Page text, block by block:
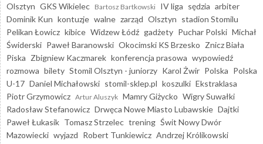
Olsztyn GKS Wikielec Bartosz Bartkowski IV liga sędzia arbiter
Dominik Kun kontuzje walne zarząd Olsztyn stadion Stomilu
Pelikan Łowicz kibice Widzew Łódź gadżety Puchar Polski Michał
Świderski Paweł Baranowski Okocimski KS Brzesko Znicz Biała
Piska Zbigniew Kaczmarek konferencja prasowa wypowiedź
rozmowa bilety Stomil Olsztyn - juniorzy Karol Żwir Polska Polska
U-17 Daniel Michałowski stomil-sklep.pl koszulki Ekstraklasa
Piotr Grzymowicz Artur Aluszyk Mamry Giżycko Wigry Suwałki
Radosław Stefanowicz Drwęca Nowe Miasto Lubawskie Dajtki
Paweł Łukasik Tomasz Strzelec trening Świt Nowy Dwór
Mazowiecki wyjazd Robert Tunkiewicz Andrzej Królikowski